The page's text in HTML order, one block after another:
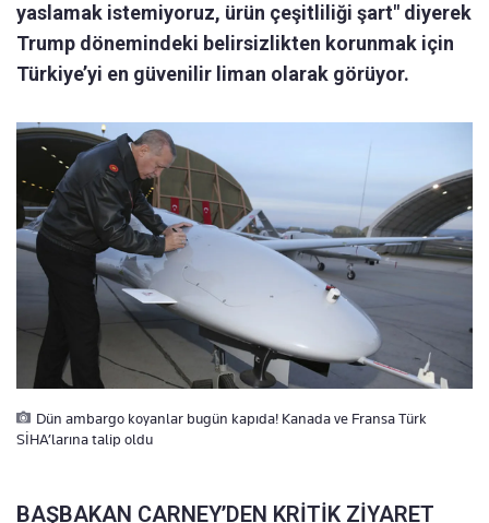
yaslamak istemiyoruz, ürün çeşitliliği şart" diyerek
Trump dönemindeki belirsizlikten korunmak için
Türkiye’yi en güvenilir liman olarak görüyor.
Dün ambargo koyanlar bugün kapıda! Kanada ve Fransa Türk
SİHA’larına talip oldu
BAŞBAKAN CARNEY’DEN KRİTİK ZİYARET